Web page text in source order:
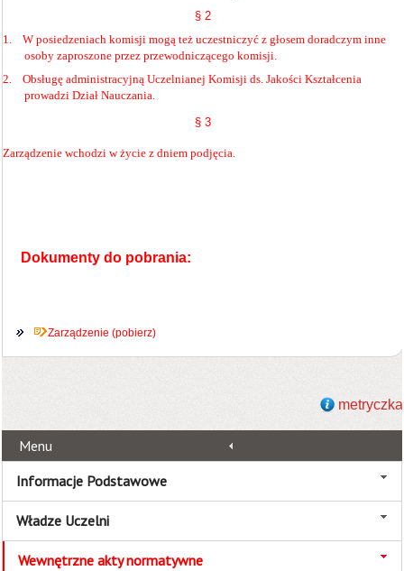
§ 2
1.
W posiedzeniach komisji mogą też uczestniczyć z głosem doradczym inne
osoby zaproszone przez przewodniczącego komisji.
2.
Obsługę administracyjną Uczelnianej Komisji ds. Jakości Kształcenia
prowadzi Dział Nauczania.
§ 3
Zarządzenie wchodzi w życie z dniem podjęcia.
Dokumenty do pobrania:
Zarządzenie (pobierz)
metryczka
Menu
Informacje Podstawowe
Władze Uczelni
Wewnętrzne akty normatywne